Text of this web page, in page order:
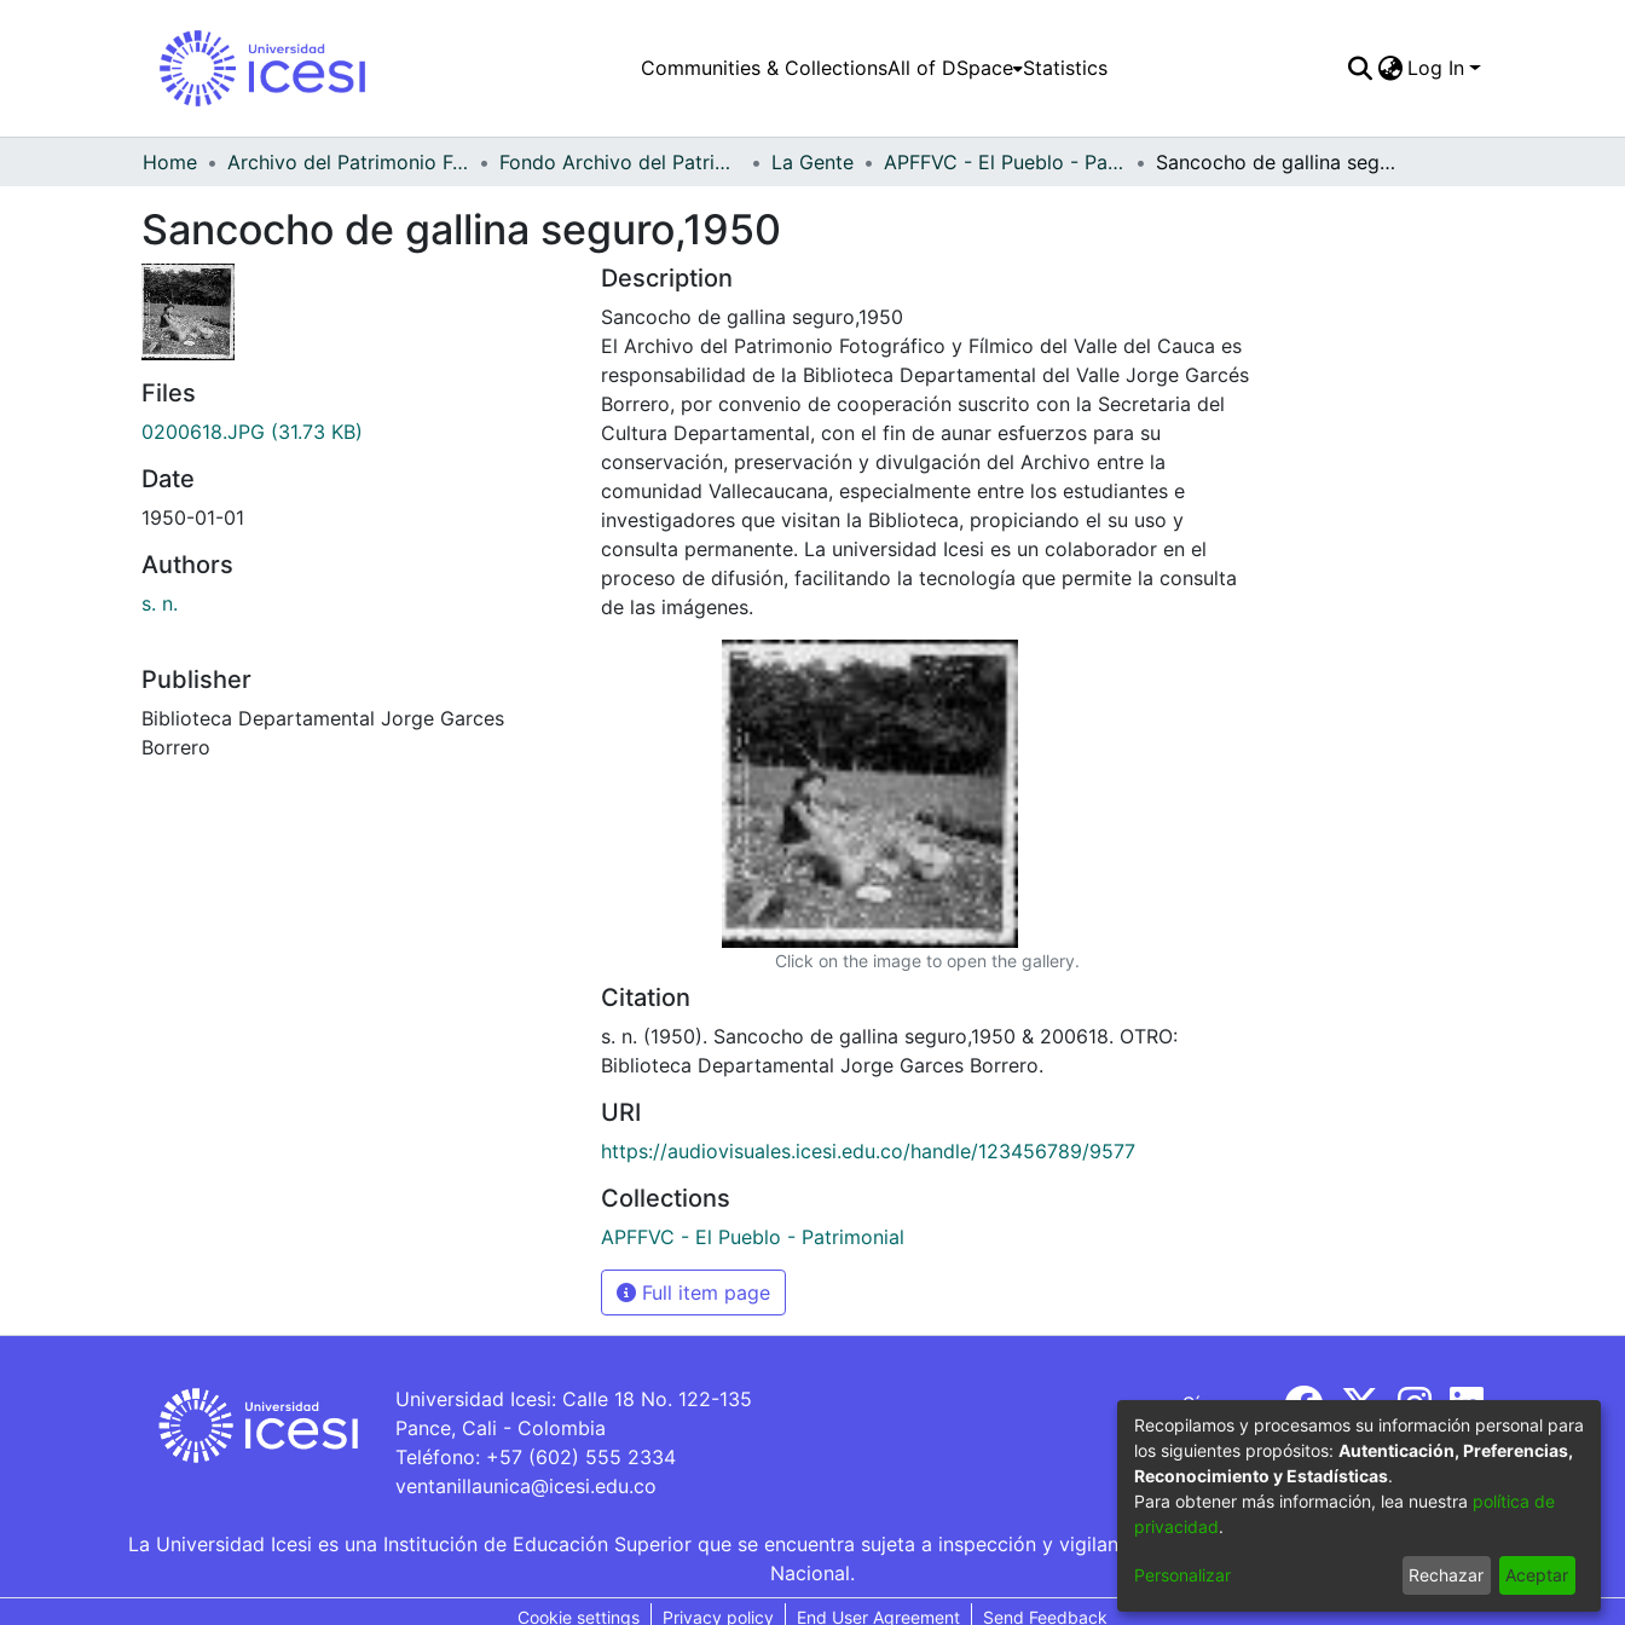
Communities & CollectionsAll of DSpace Statistics Log In
Home Archivo del Patrimonio Fotográfico y Fílmico del Valle del Cauca Fondo Archivo del Patrimonio Fotográfico y Fílmico del Valle del Cauca La Gente APFFVC - El Pueblo - Patrimonial Sancocho de gallina seguro,1950
Sancocho de gallina seguro,1950
Files
0200618.JPG (31.73 KB)
Date
1950-01-01
Authors
s. n.
Publisher
Biblioteca Departamental Jorge Garces
Borrero
Description
Sancocho de gallina seguro,1950
El Archivo del Patrimonio Fotográfico y Fílmico del Valle del Cauca es
responsabilidad de la Biblioteca Departamental del Valle Jorge Garcés
Borrero, por convenio de cooperación suscrito con la Secretaria del
Cultura Departamental, con el fin de aunar esfuerzos para su
conservación, preservación y divulgación del Archivo entre la
comunidad Vallecaucana, especialmente entre los estudiantes e
investigadores que visitan la Biblioteca, propiciando el su uso y
consulta permanente. La universidad Icesi es un colaborador en el
proceso de difusión, facilitando la tecnología que permite la consulta
de las imágenes.
Click on the image to open the gallery.
Citation
s. n. (1950). Sancocho de gallina seguro,1950 & 200618. OTRO:
Biblioteca Departamental Jorge Garces Borrero.
URI
https://audiovisuales.icesi.edu.co/handle/123456789/9577
Collections
APFFVC - El Pueblo - Patrimonial
Full item page
Universidad Icesi: Calle 18 No. 122-135
Pance, Cali - Colombia
Teléfono: +57 (602) 555 2334
ventanillaunica@icesi.edu.co
Síguenos
La Universidad Icesi es una Institución de Educación Superior que se encuentra sujeta a inspección y vigilancia por parte del Ministerio de Educación
Nacional.
Cookie settings Privacy policy End User Agreement Send Feedback
Recopilamos y procesamos su información personal para
los siguientes propósitos: Autenticación, Preferencias,
Reconocimiento y Estadísticas.
Para obtener más información, lea nuestra política de
privacidad.
Personalizar Rechazar Aceptar